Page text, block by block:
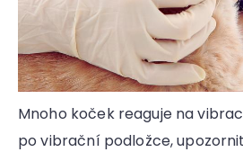
Mnoho koček reaguje na
po vibrační podložce,